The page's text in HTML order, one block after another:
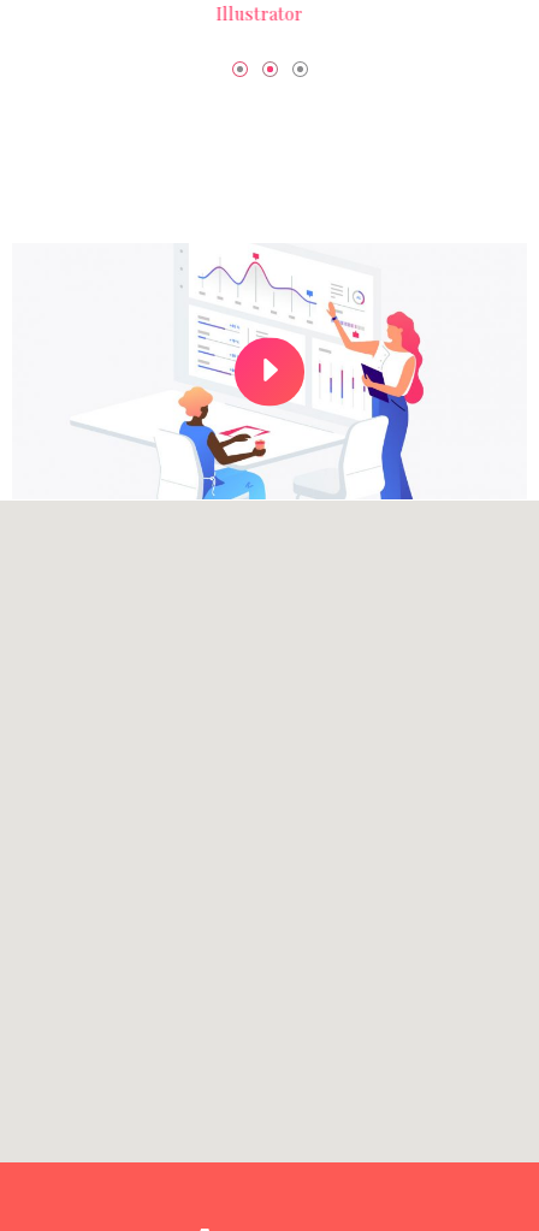
Graphic Designer